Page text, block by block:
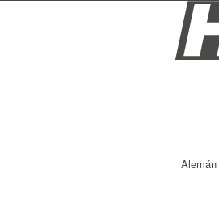
Alemán